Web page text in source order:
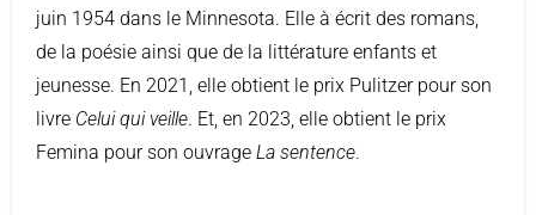
juin 1954 dans le Minnesota. Elle à écrit des romans,
de la poésie ainsi que de la littérature enfants et
jeunesse. En 2021, elle obtient le prix Pulitzer pour son
livre Celui qui veille. Et, en 2023, elle obtient le prix
Femina pour son ouvrage La sentence.